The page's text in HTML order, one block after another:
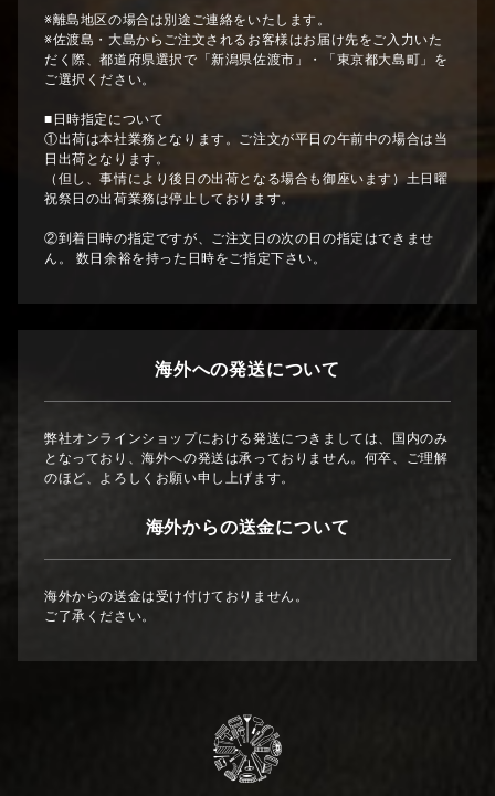
※離島地区の場合は別途ご連絡をいたします。
※佐渡島・大島からご注文されるお客様はお届け先をご入力いた
だく際、都道府県選択で「新潟県佐渡市」・「東京都大島町」を
ご選択ください。
■日時指定について
①出荷は本社業務となります。ご注文が平日の午前中の場合は当
日出荷となります。
（但し、事情により後日の出荷となる場合も御座います）土日曜
祝祭日の出荷業務は停止しております。
②到着日時の指定ですが、ご注文日の次の日の指定はできませ
ん。 数日余裕を持った日時をご指定下さい。
海外への発送について
弊社オンラインショップにおける発送につきましては、国内のみ
となっており、海外への発送は承っておりません。何卒、ご理解
のほど、よろしくお願い申し上げます。
海外からの送金について
海外からの送金は受け付けておりません。
ご了承ください。